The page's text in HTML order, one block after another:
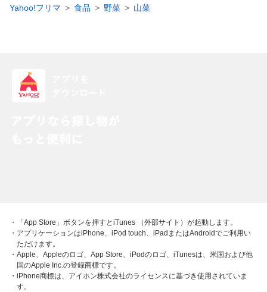
Yahoo!フリマ 食品 野菜 山菜
・「App Store」ボタンを押すとiTunes （外部サイト）が起動します。
・アプリケーションはiPhone、iPod touch、iPadまたはAndroidでご利用い
ただけます。
・Apple、Appleのロゴ、App Store、iPodのロゴ、iTunesは、米国および他
国のApple Inc.の登録商標です。
・iPhone商標は、アイホン株式会社のライセンスに基づき使用されていま
す。